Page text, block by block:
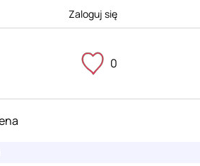
Zaloguj się
0